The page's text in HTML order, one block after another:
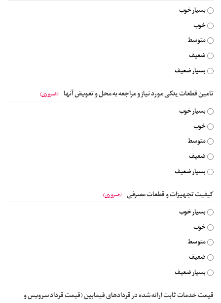
بسیار خوب
خوب
متوسط
ضعیف
بسیار ضعیف
تامین قطعات یدکی مورد نیاز و مراجعه به محل و تعویض آنها (ضروری)
بسیار خوب
خوب
متوسط
ضعیف
بسیار ضعیف
کیفیت تجهیزات و قطعات مصرفی (ضروری)
بسیار خوب
خوب
متوسط
ضعیف
بسیار ضعیف
قیمت خدمات ثابت ارائه شده در قردادهای فیمابین (قیمت قرداد سرویس و